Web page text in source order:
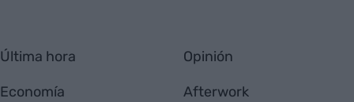
Última hora
Economía
Opinión
Afterwork